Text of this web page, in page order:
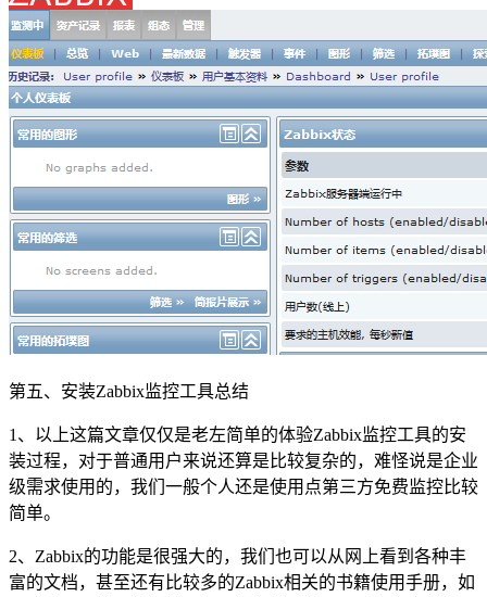
第五、安装Zabbix监控工具总结
1、以上这篇文章仅仅是老左简单的体验Zabbix监控工具的安
装过程，对于普通用户来说还算是比较复杂的，难怪说是企业
级需求使用的，我们一般个人还是使用点第三方免费监控比较
简单。
2、Zabbix的功能是很强大的，我们也可以从网上看到各种丰
富的文档，甚至还有比较多的Zabbix相关的书籍使用手册，如